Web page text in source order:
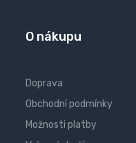
O nákupu
Doprava
Obchodní podmínky
Možnosti platby